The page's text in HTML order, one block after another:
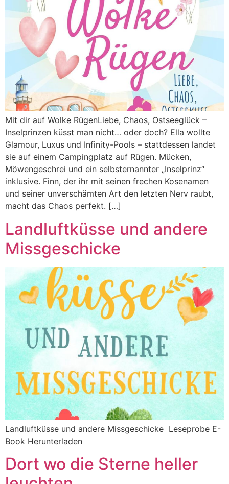
Mit dir auf Wolke RügenLiebe, Chaos, Ostseeglück –
Inselprinzen küsst man nicht… oder doch? Ella wollte
Glamour, Luxus und Infinity-Pools – stattdessen landet
sie auf einem Campingplatz auf Rügen. Mücken,
Möwengeschrei und ein selbsternannter „Inselprinz“
inklusive. Finn, der ihr mit seinen frechen Kosenamen
und seiner unverschämten Art den letzten Nerv raubt,
macht das Chaos perfekt. […]
Landluftküsse und andere
Missgeschicke
Landluftküsse und andere Missgeschicke Leseprobe E-
Book Herunterladen
Dort wo die Sterne heller